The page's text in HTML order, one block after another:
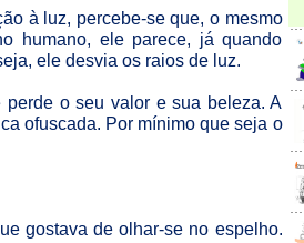
à luz, percebe-se que, o mesmo
humano, ele parece, já quando
ele desvia os raios de luz.
perde o seu valor e sua beleza. A
ofuscada. Por mínimo que seja o
gostava de olhar-se no espelho.